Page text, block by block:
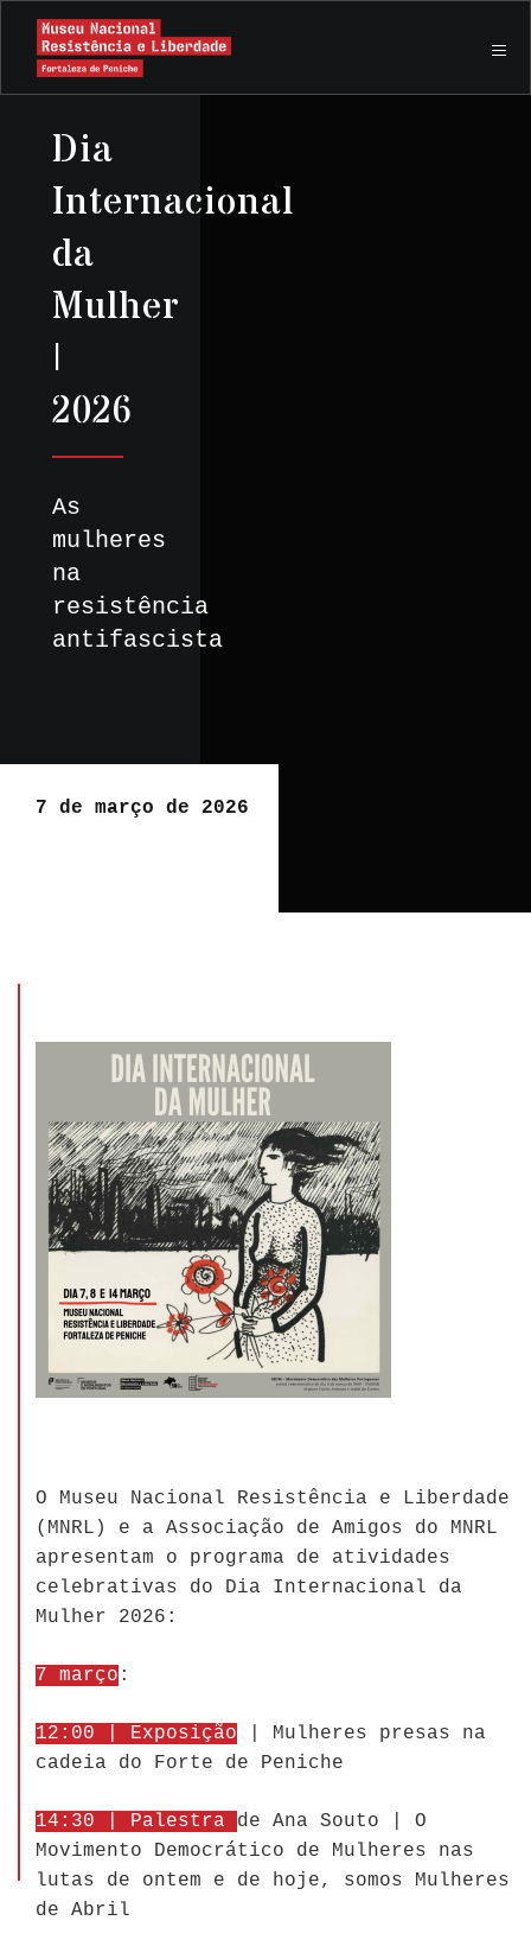
Dia
Internacional
da
Mulher
|
2026
As
mulheres
na
resistência
antifascista
7 de março de 2026
O Museu Nacional Resistência e Liberdade
(MNRL) e a Associação de Amigos do MNRL
apresentam o programa de atividades
celebrativas do Dia Internacional da
Mulher 2026:
7 março :
12:00 | Exposição | Mulheres presas na
cadeia do Forte de Peniche
14:30 | Palestra de Ana Souto | O
Movimento Democrático de Mulheres nas
lutas de ontem e de hoje, somos Mulheres
de Abril